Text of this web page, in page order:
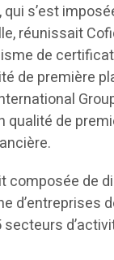
s’est
réunissait
de
de première
qualité de
composée de
d’entreprises